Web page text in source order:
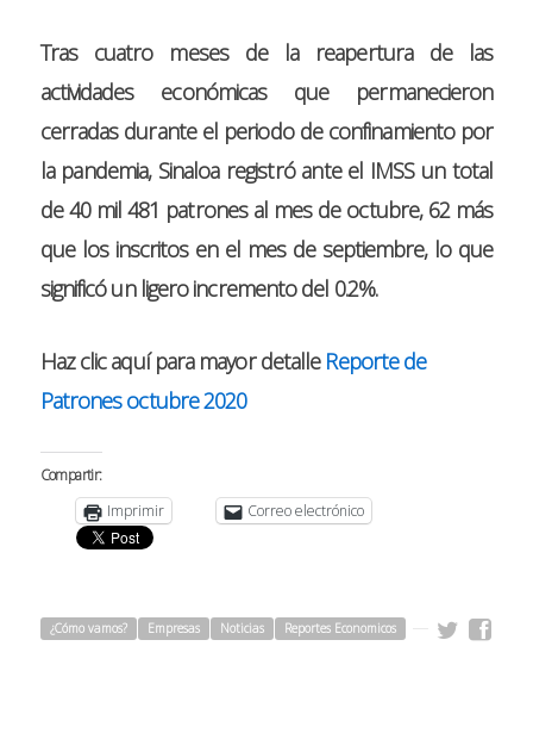
Tras cuatro meses de la reapertura de las
actividades económicas que permanecieron
cerradas durante el periodo de confinamiento por
la pandemia, Sinaloa registró ante el IMSS un total
de 40 mil 481 patrones al mes de octubre, 62 más
que los inscritos en el mes de septiembre, lo que
significó un ligero incremento del 0.2%.
Haz clic aquí para mayor detalle Reporte de
Patrones octubre 2020
Compartir:
Imprimir
Correo electrónico
¿Cómo vamos? Empresas Noticias Reportes Economicos